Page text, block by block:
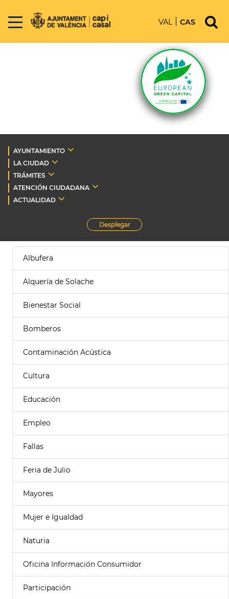
VAL CAS
AYUNTAMIENTO
LA CIUDAD
TRÁMITES
ATENCIÓN CIUDADANA
ACTUALIDAD
Desplegar
Albufera
Alquería de Solache
Bienestar Social
Bomberos
Contaminación Acústica
Cultura
Educación
Empleo
Fallas
Feria de Julio
Mayores
Mujer e Igualdad
Naturia
Oficina Información Consumidor
Participación